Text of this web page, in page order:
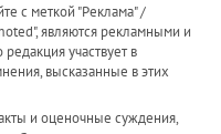
с меткой "Реклама" /
являются рекламными и
участвует в
высказанные в этих
и оценочные суждения,